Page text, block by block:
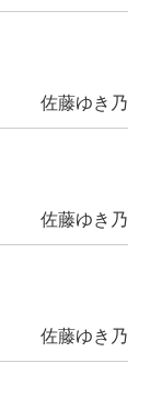
佐藤ゆき乃
佐藤ゆき乃
佐藤ゆき乃